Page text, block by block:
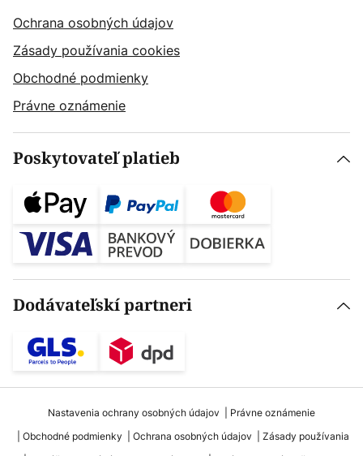
Ochrana osobných údajov
Zásady používania cookies
Obchodné podmienky
Právne oznámenie
Poskytovateľ platieb
Dodávateľskí partneri
Nastavenia ochrany osobných údajov
Právne oznámenie
Obchodné podmienky
Ochrana osobných údajov
Zásady používania